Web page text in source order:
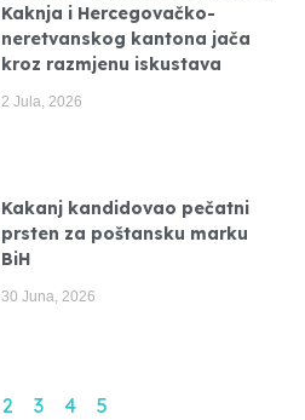
Kaknja i Hercegovačko-
neretvanskog kantona jača
kroz razmjenu iskustava
2 Jula, 2026
Kakanj kandidovao pečatni
prsten za poštansku marku
BiH
30 Juna, 2026
2 3 4 5